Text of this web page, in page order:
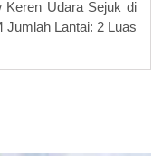
Keren Udara Sejuk di
Jumlah Lantai: 2 Luas